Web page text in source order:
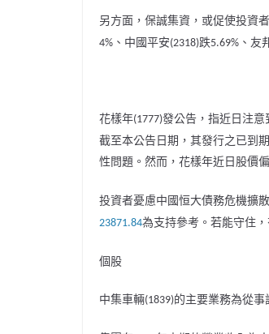
另方面，保誠集資，或促使投資
4% 、中國平安(2318)跌5.69% 、友
花樣年(1777)發公告，指近日 注意
截至本公告日期， 其發行之已到
性問題。 然而 ，花樣年近日股價
投資者憂慮中國恒大債務危機擴散
23871.84‬為支持參考。若能守住，
個股
中集車輛(1839)的主要業務為從事